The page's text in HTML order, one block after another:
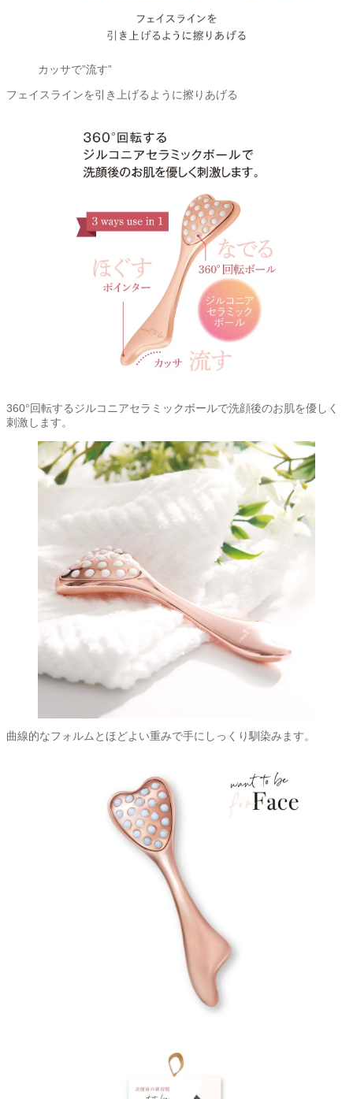
カッサで”流す”
フェイスラインを引き上げるように擦りあげる
360°回転するジルコニアセラミックボールで洗顔後のお肌を優しく
刺激します。
曲線的なフォルムとほどよい重みで手にしっくり馴染みます。